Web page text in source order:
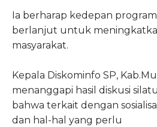
Ia berharap kedepan
berlanjut untuk
masyarakat.
Kepala Diskominfo SP,
menanggapi hasil diskusi
bahwa terkait dengan
dan hal-hal yang perlu